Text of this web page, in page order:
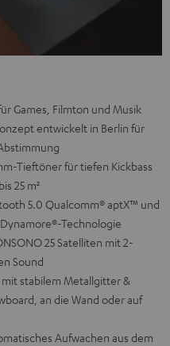
Games, Filmton und Musik
entwickelt in Berlin für
Tieftöner für tiefen Kickbass
25 m²
5.0 Qualcomm® aptX™ und
Technologie
25 Satelliten mit 2-
Sound
stabilem Metallgitter &
an die Wand oder auf
Aufwachen aus dem